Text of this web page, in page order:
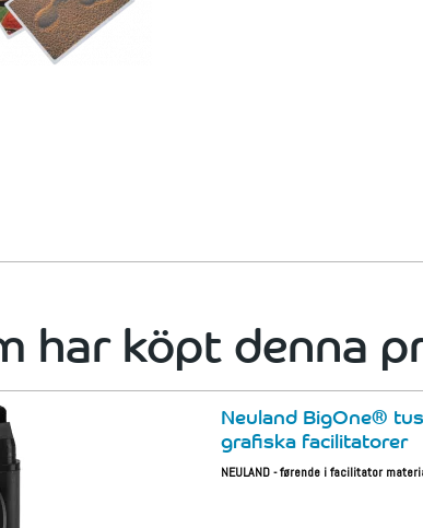
har köpt denna
Neuland BigOne®
grafiska facilitatorer
NEULAND - førende i facilitator